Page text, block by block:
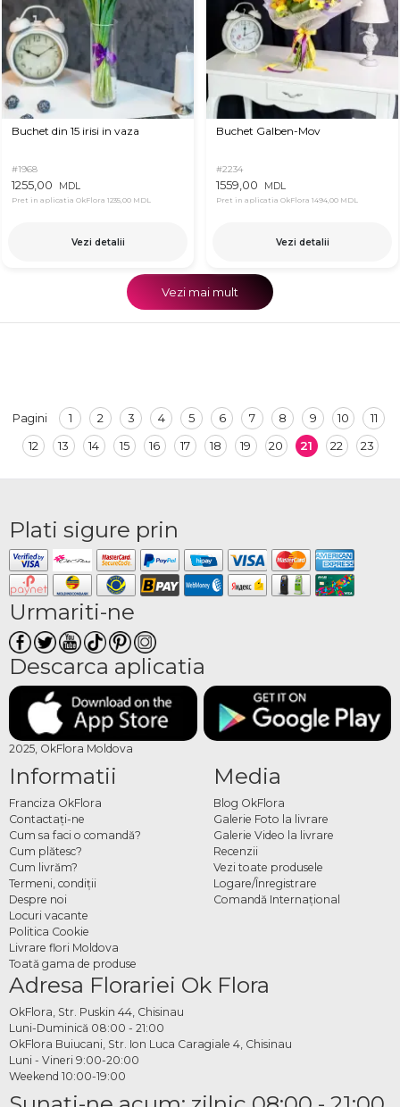
Buchet din 15 irisi in vaza
#1968
1255,00 MDL
Pret in aplicatia OkFlora 1235,00 MDL
Vezi detalii
Buchet Galben-Mov
#2234
1559,00 MDL
Pret in aplicatia OkFlora 1494,00 MDL
Vezi detalii
Vezi mai mult
Pagini 1 2 3 4 5 6 7 8 9 10
11
12
13 14 15 16 17 18 19 20 21 22 23
Plati sigure prin
Urmariti-ne
Descarca aplicatia
2025, OkFlora Moldova
Informatii
Franciza OkFlora
Contactaţi-ne
Cum sa faci o comandă?
Cum plătesc?
Cum livrăm?
Termeni, condiţii
Despre noi
Locuri vacante
Politica Cookie
Livrare flori Moldova
Toată gama de produse
Media
Blog OkFlora
Galerie Foto la livrare
Galerie Video la livrare
Recenzii
Vezi toate produsele
Logare/Înregistrare
Comandă Internațional
Adresa Florariei Ok Flora
OkFlora, Str. Puskin 44, Chisinau
Luni-Duminică 08:00 - 21:00
OkFlora Buiucani, Str. Ion Luca Caragiale 4, Chisinau
Luni - Vineri 9:00-20:00
Weekend 10:00-19:00